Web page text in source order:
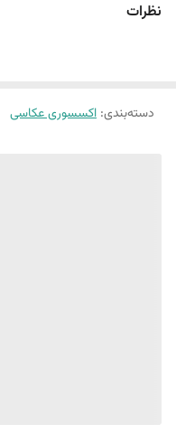
نظرات
دسته‌بندی: اکسسوری عکاسی